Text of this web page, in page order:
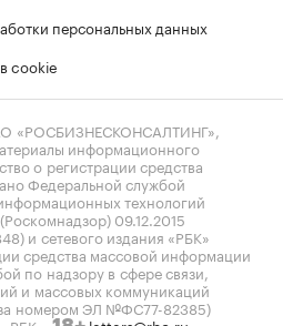
персональных данных
cookie
«РОСБИЗНЕСКОНСАЛТИНГ»,
информационного
о регистрации средства
Федеральной службой
технологий
09.12.2015
и сетевого издания «РБК»
средства массовой информации
по надзору в сфере связи,
и массовых коммуникаций
номером ЭЛ №ФС77-82385)